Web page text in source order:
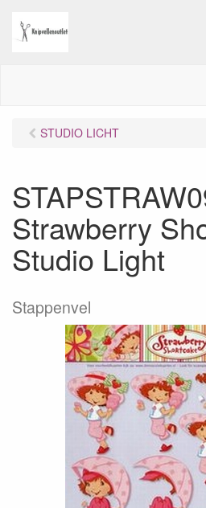
STUDIO LICHT
Strawberry
Studio Light
Stappenvel